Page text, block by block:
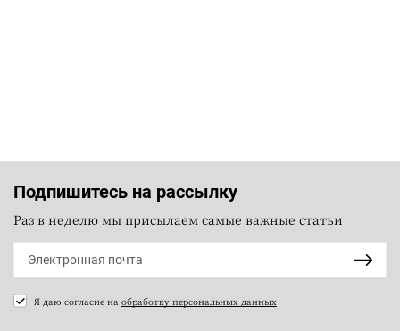
Подпишитесь на рассылку
Раз в неделю мы присылаем самые важные статьи
Я даю согласие на обработку персональных данных